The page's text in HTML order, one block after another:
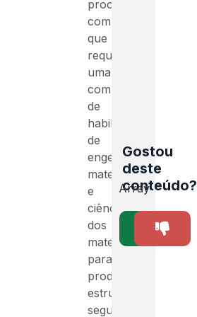
processo
complexo
que
requer
uma
combinação
de
habilidades
de
engenharia,
matemática
e
ciência
dos
materiais
para
produzir
estruturas
seguras,
Gostou
deste
conteúdo?
Array